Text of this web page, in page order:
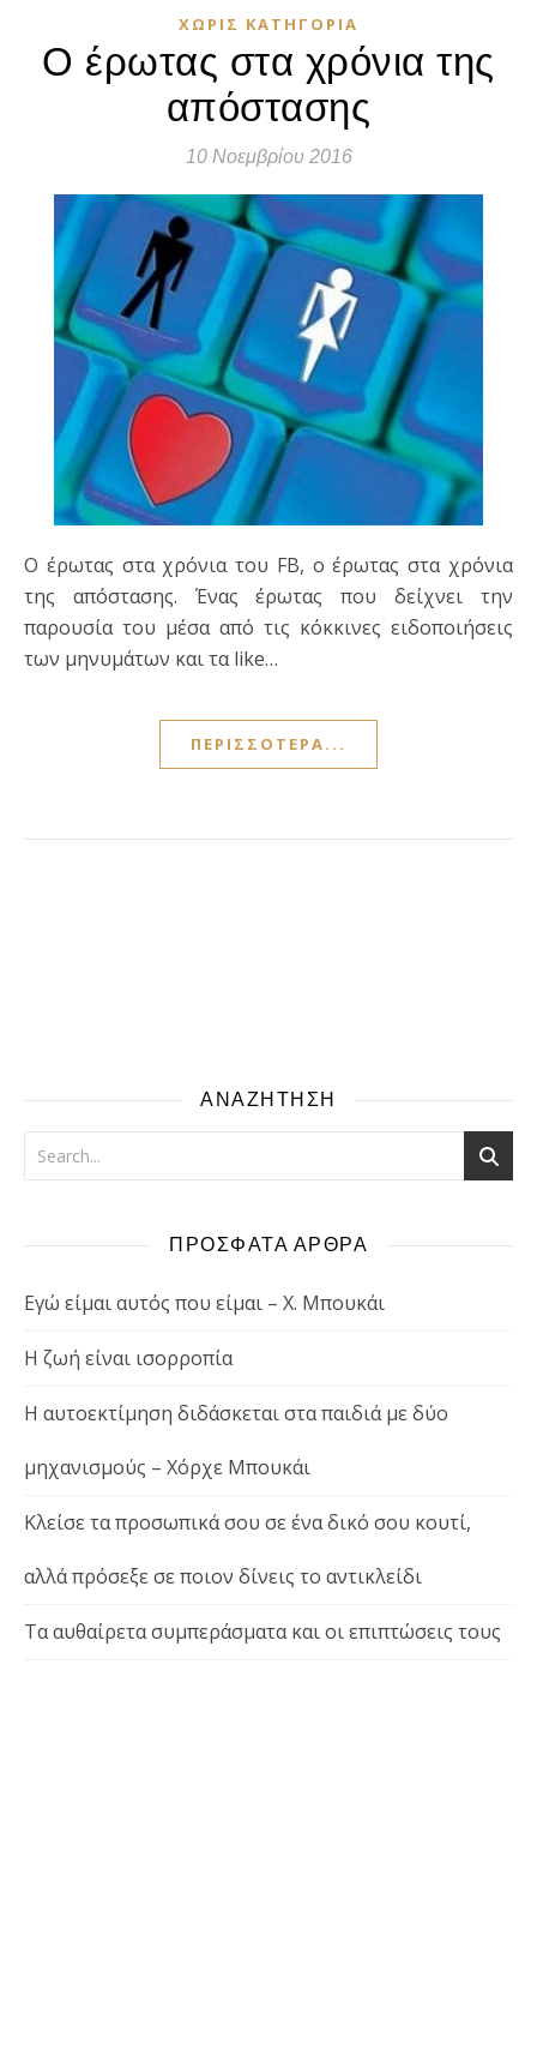
ΧΩΡΊΣ ΚΑΤΗΓΟΡΊΑ
Ο έρωτας στα χρόνια της
απόστασης
10 Νοεμβρίου 2016
Ο έρωτας στα χρόνια του FB, ο έρωτας στα χρόνια
της απόστασης. Ένας έρωτας που δείχνει την
παρουσία του μέσα από τις κόκκινες ειδοποιήσεις
των μηνυμάτων και τα like…
ΠΕΡΙΣΣΌΤΕΡΑ...
ΑΝΑΖΗΤΗΣΗ
ΠΡΟΣΦΑΤΑ ΑΡΘΡΑ
Εγώ είμαι αυτός που είμαι – Χ. Μπουκάι
Η ζωή είναι ισορροπία
Η αυτοεκτίμηση διδάσκεται στα παιδιά με δύο
μηχανισμούς – Χόρχε Μπουκάι
Κλείσε τα προσωπικά σου σε ένα δικό σου κουτί,
αλλά πρόσεξε σε ποιον δίνεις το αντικλείδι
Τα αυθαίρετα συμπεράσματα και οι επιπτώσεις τους